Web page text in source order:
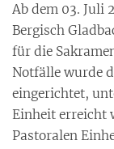
Ab dem 03. Juli
Bergisch
für die
Notfälle wurde
eingerichtet,
Einheit erreicht
Pastoralen